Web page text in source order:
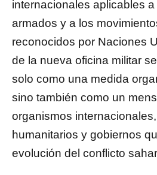
internacionales aplicables
armados y a los
reconocidos por Naciones
de la nueva oficina militar
solo como una medida
sino también como un
organismos
humanitarios y gobiernos
evolución del conflicto